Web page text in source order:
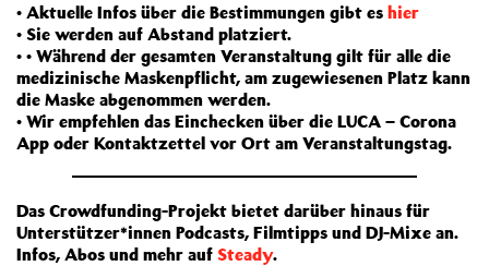
• Aktuelle Infos über die Bestimmungen gibt es hier
• Sie werden auf Abstand platziert.
• • Während der gesamten Veranstaltung gilt für alle die
medizinische Maskenpflicht, am zugewiesenen Platz kann
die Maske abgenommen werden.
• Wir empfehlen das Einchecken über die LUCA – Corona
App oder Kontaktzettel vor Ort am Veranstaltungstag.
Das Crowdfunding-Projekt bietet darüber hinaus für
Unterstützer*innen Podcasts, Filmtipps und DJ-Mixe an.
Infos, Abos und mehr auf Steady.